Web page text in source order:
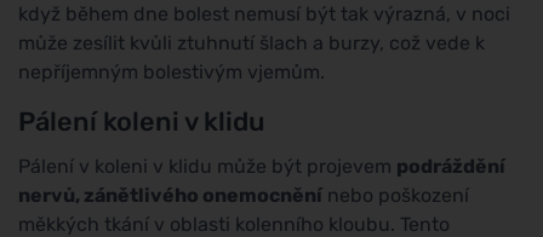
když během dne bolest nemusí být tak výrazná, v noci
může zesílit kvůli ztuhnutí šlach a burzy, což vede k
nepříjemným bolestivým vjemům.
Pálení koleni v klidu
Pálení v koleni v klidu může být projevem podráždění
nervů, zánětlivého onemocnění nebo poškození
měkkých tkání v oblasti kolenního kloubu. Tento